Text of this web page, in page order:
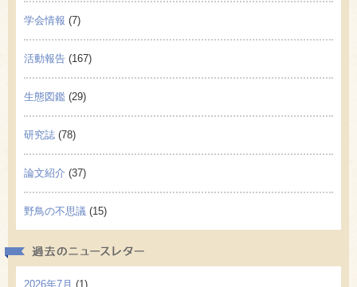
学会情報 (7)
活動報告 (167)
生態図鑑 (29)
研究誌 (78)
論文紹介 (37)
野鳥の不思議 (15)
2026年7月 (1)